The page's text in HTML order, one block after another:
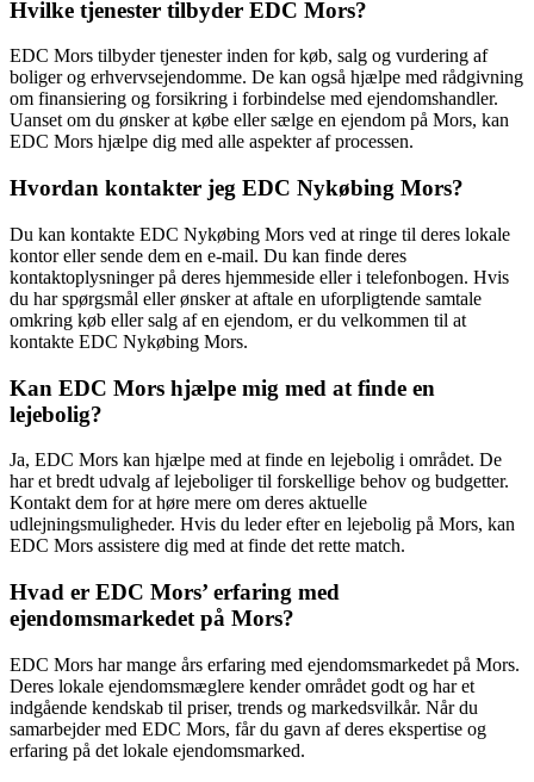
Hvilke tjenester tilbyder EDC Mors?
EDC Mors tilbyder tjenester inden for køb, salg og vurdering af
boliger og erhvervsejendomme. De kan også hjælpe med rådgivning
om finansiering og forsikring i forbindelse med ejendomshandler.
Uanset om du ønsker at købe eller sælge en ejendom på Mors, kan
EDC Mors hjælpe dig med alle aspekter af processen.
Hvordan kontakter jeg EDC Nykøbing Mors?
Du kan kontakte EDC Nykøbing Mors ved at ringe til deres lokale
kontor eller sende dem en e-mail. Du kan finde deres
kontaktoplysninger på deres hjemmeside eller i telefonbogen. Hvis
du har spørgsmål eller ønsker at aftale en uforpligtende samtale
omkring køb eller salg af en ejendom, er du velkommen til at
kontakte EDC Nykøbing Mors.
Kan EDC Mors hjælpe mig med at finde en
lejebolig?
Ja, EDC Mors kan hjælpe med at finde en lejebolig i området. De
har et bredt udvalg af lejeboliger til forskellige behov og budgetter.
Kontakt dem for at høre mere om deres aktuelle
udlejningsmuligheder. Hvis du leder efter en lejebolig på Mors, kan
EDC Mors assistere dig med at finde det rette match.
Hvad er EDC Mors’ erfaring med
ejendomsmarkedet på Mors?
EDC Mors har mange års erfaring med ejendomsmarkedet på Mors.
Deres lokale ejendomsmæglere kender området godt og har et
indgående kendskab til priser, trends og markedsvilkår. Når du
samarbejder med EDC Mors, får du gavn af deres ekspertise og
erfaring på det lokale ejendomsmarked.